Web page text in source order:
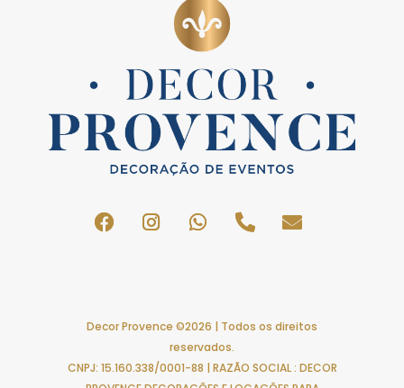
Decor Provence ©2026 | Todos os direitos
reservados.
CNPJ: 15.160.338/0001-88 | RAZÃO SOCIAL : DECOR